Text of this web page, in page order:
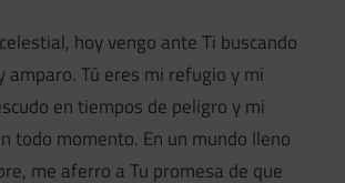
hoy vengo ante Ti buscando
amparo. Tú eres mi refugio y mi
en tiempos de peligro y mi
todo momento. En un mundo lleno
me aferro a Tu promesa de que